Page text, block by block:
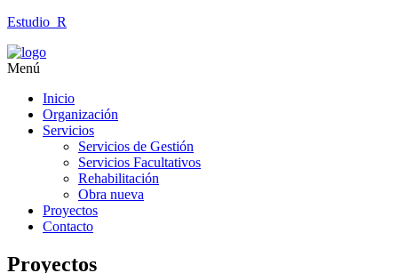
Estudio_R
Menú
Inicio
Organización
Servicios
Servicios de Gestión
Servicios Facultativos
Rehabilitación
Obra nueva
Proyectos
Contacto
Proyectos